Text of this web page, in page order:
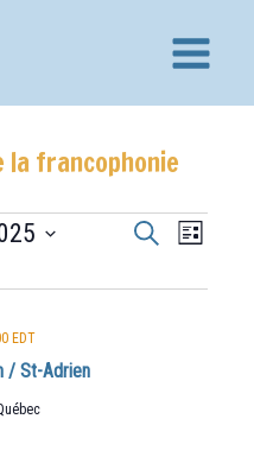
Main
la francophonie
Recherche
Recherche
vues
Liste
/ St-Adrien
EDT